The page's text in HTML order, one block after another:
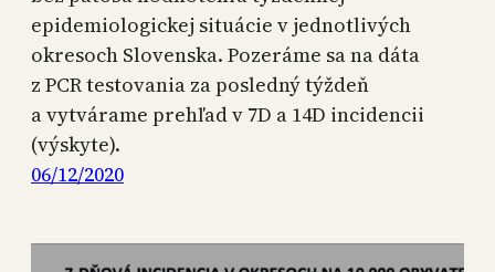
epidemiologickej situácie v jednotlivých
okresoch Slovenska. Pozeráme sa na dáta
z PCR testovania za posledný týždeň
a vytvárame prehľad v 7D a 14D incidencii
(výskyte).
06/12/2020